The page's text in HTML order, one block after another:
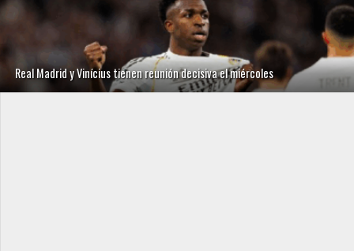
Real Madrid y Vinícius tienen reunión decisiva el miércoles